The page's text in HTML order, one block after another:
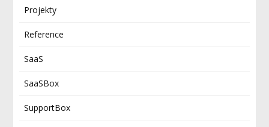
Projekty
Reference
SaaS
SaaSBox
SupportBox